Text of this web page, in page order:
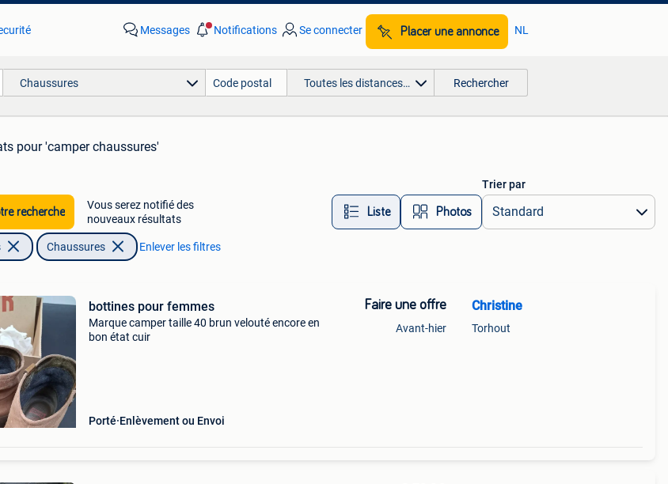
Messages Notifications Se connecter Placer une annonce NL
Chaussures Toutes les distances… Rechercher
pour 'camper chaussures'
recherche
Vous serez notifié des
nouveaux résultats
Liste Photos
Trier par
Chaussures Enlever les filtres
bottines pour femmes
Marque camper taille 40 brun velouté encore en
bon état cuir
Porté Enlèvement ou Envoi
Faire une offre
Avant-hier
Christine
Torhout